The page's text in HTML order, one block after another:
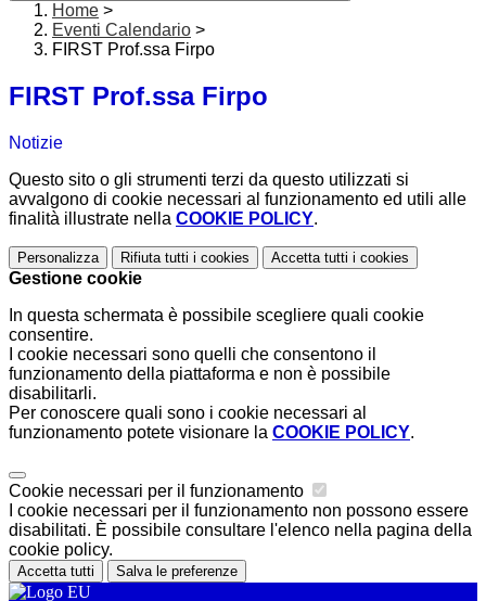
Home >
Eventi Calendario >
FIRST Prof.ssa Firpo
FIRST Prof.ssa Firpo
Notizie
Questo sito o gli strumenti terzi da questo utilizzati si
avvalgono di cookie necessari al funzionamento ed utili alle
finalità illustrate nella COOKIE POLICY.
Personalizza Rifiuta tutti i cookies Accetta tutti i cookies
Gestione cookie
In questa schermata è possibile scegliere quali cookie
consentire.
I cookie necessari sono quelli che consentono il
funzionamento della piattaforma e non è possibile
disabilitarli.
Per conoscere quali sono i cookie necessari al
funzionamento potete visionare la COOKIE POLICY.
Cookie necessari per il funzionamento
I cookie necessari per il funzionamento non possono essere
disabilitati. È possibile consultare l'elenco nella pagina della
cookie policy.
Accetta tutti Salva le preferenze